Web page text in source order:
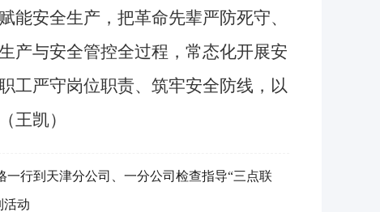
安全生产，把革命先辈严防死守、
产与安全管控全过程，常态化开展安
工严守岗位职责、筑牢安全防线，以
王凯）
行到天津分公司、一分公司检查指导“三点联
活动